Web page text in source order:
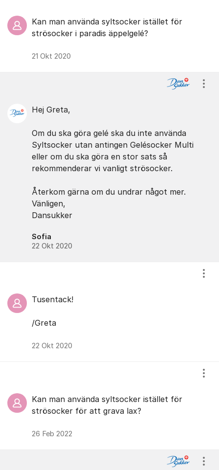
Kan man använda syltsocker istället för
strösocker i paradis äppelgelé?
21 Okt 2020
Hej Greta,
Om du ska göra gelé ska du inte använda
Syltsocker utan antingen Gelésocker Multi
eller om du ska göra en stor sats så
rekommenderar vi vanligt strösocker.
Återkom gärna om du undrar något mer.
Vänligen,
Dansukker
Sofia
22 Okt 2020
Tusentack!
/Greta
22 Okt 2020
Kan man använda syltsocker istället för
strösocker för att grava lax?
26 Feb 2022